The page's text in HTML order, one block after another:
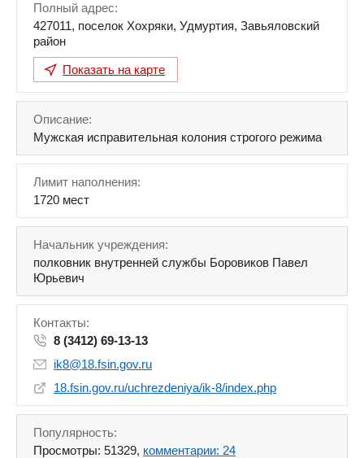
Полный адрес:
427011, поселок Хохряки, Удмуртия, Завьяловский
район
Показать на карте
Описание:
Мужская исправительная колония строгого режима
Лимит наполнения:
1720 мест
Начальник учреждения:
полковник внутренней службы Боровиков Павел
Юрьевич
Контакты:
8 (3412) 69-13-13
ik8@18.fsin.gov.ru
18.fsin.gov.ru/uchrezdeniya/ik-8/index.php
Популярность:
Просмотры: 51329, комментарии: 24